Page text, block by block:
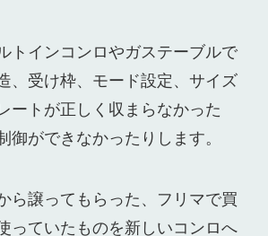
トインコンロやガステーブルで
、受け枠、モード設定、サイズ
ートが正しく収まらなかった
御ができなかったりします。
ら譲ってもらった、フリマで買
っていたものを新しいコンロへ